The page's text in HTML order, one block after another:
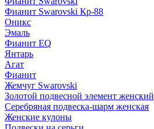
Фианит Swarovski Кр-88
Оникс
Эмаль
Фианит EQ
Янтарь
Агат
Фианит
Жемчуг Swarovski
Золотой подвесной элемент женcкий
Серебряная подвеска-шарм женская
Женские кулоны